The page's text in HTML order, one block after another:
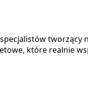
które realnie